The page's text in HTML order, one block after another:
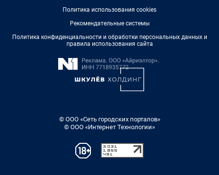
Политика использования cookies
Рекомендательные системы
Политика конфиденциальности и обработки персональных данных и
правила использования сайта
© ООО «Сеть городских порталов»
© ООО «Интернет Технологии»